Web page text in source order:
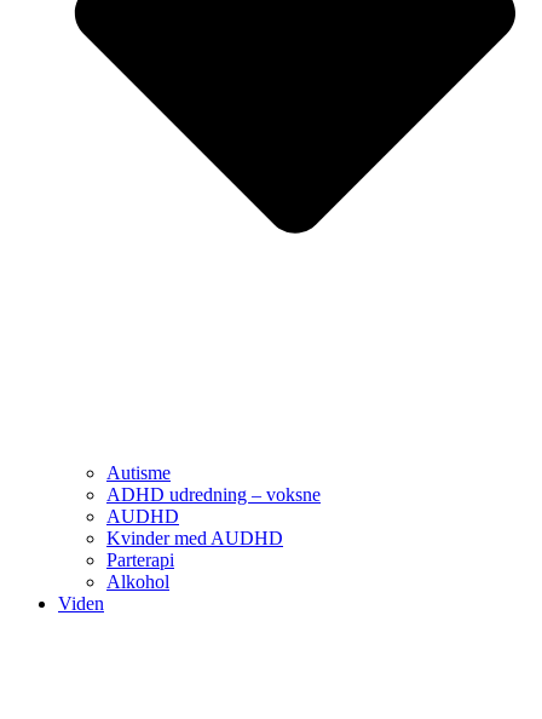
Autisme
ADHD udredning – voksne
AUDHD
Kvinder med AUDHD
Parterapi
Alkohol
Viden